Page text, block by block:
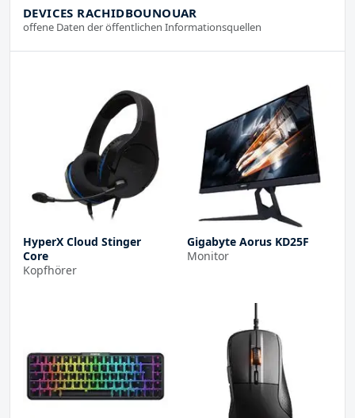
DEVICES RACHIDBOUNOUAR
offene Daten der öffentlichen Informationsquellen
HyperX Cloud Stinger
Core
Kopfhörer
Gigabyte Aorus KD25F
Monitor